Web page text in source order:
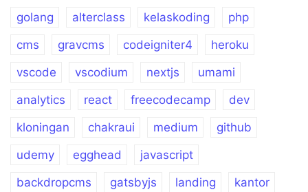
golang
alterclass kelaskoding
php
cms
gravcms codeigniter4
heroku
vscode
vscodium nextjs
umami
analytics
react freecodecamp
dev
kloningan
chakraui medium
github
udemy
egghead
javascript
backdropcms
gatsbyjs landing
kantor